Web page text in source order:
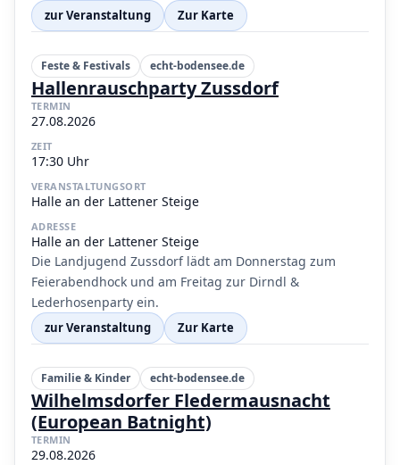
zur Veranstaltung Zur Karte
Feste & Festivals echt-bodensee.de
Hallenrauschparty Zussdorf
TERMIN
27.08.2026
ZEIT
17:30 Uhr
VERANSTALTUNGSORT
Halle an der Lattener Steige
ADRESSE
Halle an der Lattener Steige
Die Landjugend Zussdorf lädt am Donnerstag zum
Feierabendhock und am Freitag zur Dirndl &
Lederhosenparty ein.
zur Veranstaltung Zur Karte
Familie & Kinder echt-bodensee.de
Wilhelmsdorfer Fledermausnacht
(European Batnight)
TERMIN
29.08.2026